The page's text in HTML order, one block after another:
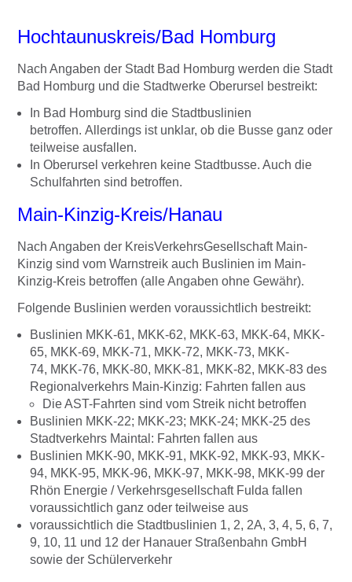
Hochtaunuskreis/Bad Homburg
Nach Angaben der Stadt Bad Homburg werden die Stadt
Bad Homburg und die Stadtwerke Oberursel bestreikt:
In Bad Homburg sind die Stadtbuslinien
betroffen. Allerdings ist unklar, ob die Busse ganz oder
teilweise ausfallen.
In Oberursel verkehren keine Stadtbusse. Auch die
Schulfahrten sind betroffen.
Main-Kinzig-Kreis/Hanau
Nach Angaben der KreisVerkehrsGesellschaft Main-
Kinzig sind vom Warnstreik auch Buslinien im Main-
Kinzig-Kreis betroffen (alle Angaben ohne Gewähr).
Folgende Buslinien werden voraussichtlich bestreikt:
Buslinien MKK-61, MKK-62, MKK-63, MKK-64, MKK-
65, MKK-69, MKK-71, MKK-72, MKK-73, MKK-
74, MKK-76, MKK-80, MKK-81, MKK-82, MKK-83 des
Regionalverkehrs Main-Kinzig: Fahrten fallen aus
Die AST-Fahrten sind vom Streik nicht betroffen
Buslinien MKK-22; MKK-23; MKK-24; MKK-25 des
Stadtverkehrs Maintal: Fahrten fallen aus
Buslinien MKK-90, MKK-91, MKK-92, MKK-93, MKK-
94, MKK-95, MKK-96, MKK-97, MKK-98, MKK-99 der
Rhön Energie / Verkehrsgesellschaft Fulda fallen
voraussichtlich ganz oder teilweise aus
voraussichtlich die Stadtbuslinien 1, 2, 2A, 3, 4, 5, 6, 7,
9, 10, 11 und 12 der Hanauer Straßenbahn GmbH
sowie der Schülerverkehr